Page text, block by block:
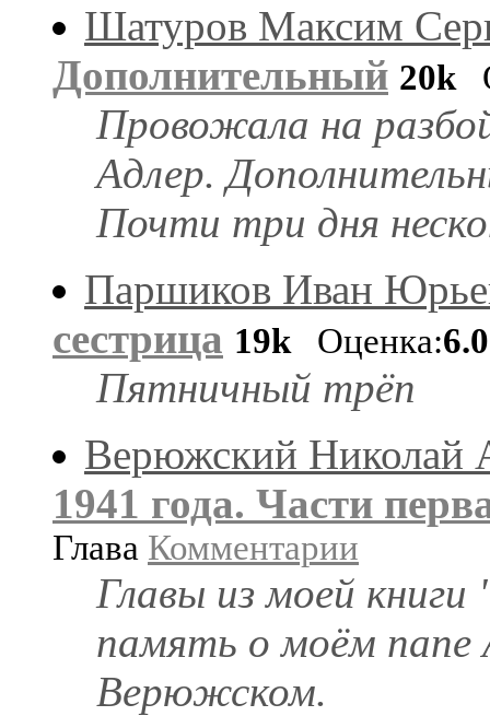
Шатуров Максим
Дополнительный 20k
Провожала на
Адлер.
Почти три дня
Паршиков Иван
сестрица 19k Оценка:
Пятничный трёп
Верюжский Николай
1941 года. Части
Глава Комментарии
Главы из моей книги
память о моём папе
Верюжском.